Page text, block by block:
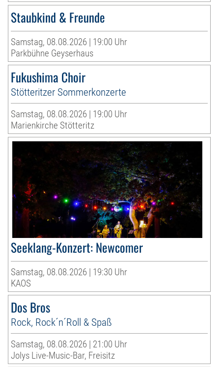
Staubkind & Freunde
Samstag, 08.08.2026 | 19:00 Uhr
Parkbühne Geyserhaus
Fukushima Choir
Stötteritzer Sommerkonzerte
Samstag, 08.08.2026 | 19:00 Uhr
Marienkirche Stötteritz
Seeklang-Konzert: Newcomer
Samstag, 08.08.2026 | 19:30 Uhr
KAOS
Dos Bros
Rock, Rock´n´Roll & Spaß
Samstag, 08.08.2026 | 21:00 Uhr
Jolys Live-Music-Bar, Freisitz